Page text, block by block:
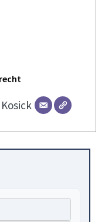
Kosick